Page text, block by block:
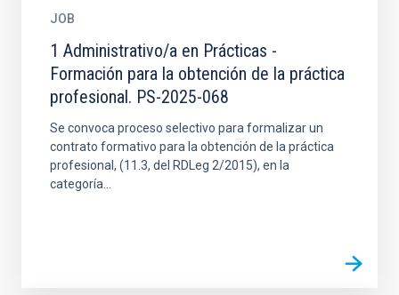
JOB
1 Administrativo/a en Prácticas -
Formación para la obtención de la práctica
profesional. PS-2025-068
Se convoca proceso selectivo para formalizar un
contrato formativo para la obtención de la práctica
profesional, (11.3, del RDLeg 2/2015), en la
categoría...